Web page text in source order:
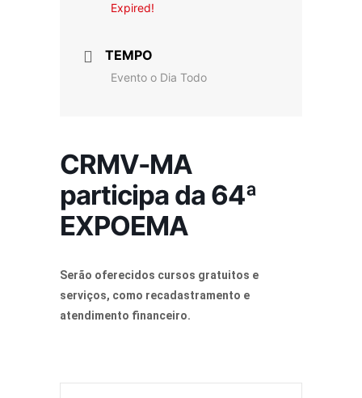
Expired!
TEMPO
Evento o Dia Todo
CRMV-MA
participa da 64ª
EXPOEMA
Serão oferecidos cursos gratuitos e
serviços, como recadastramento e
atendimento financeiro.